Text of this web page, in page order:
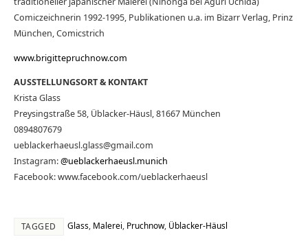
Comiczeichnerin 1992-1995, Publikationen u.a. im Bizarr Verlag, Prinz
München, Comicstrich
www.brigittepruchnow.com
AUSSTELLUNGSORT & KONTAKT
Krista Glass
Preysingstraße 58, Üblacker-Häusl, 81667 München
0894807679
ueblackerhaeusl.glass@gmail.com
Instagram:@ueblackerhaeusl.munich
Facebook: www.facebook.com/ueblackerhaeusl
TAGGED Glass, Malerei, Pruchnow, Üblacker-Häusl